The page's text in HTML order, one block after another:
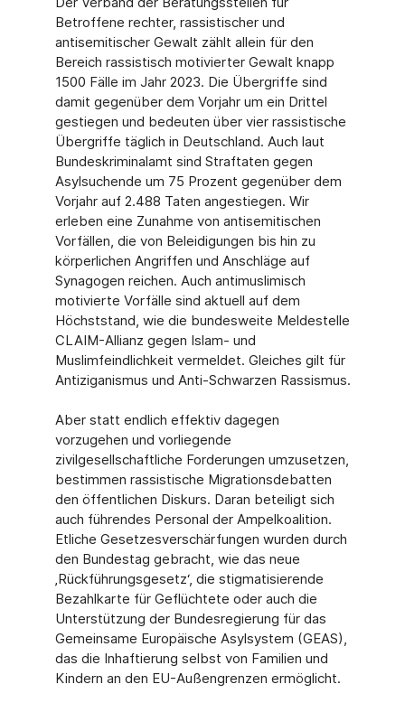
Betroffene rechter, rassistischer und
antisemitischer Gewalt zählt allein für den
Bereich rassistisch motivierter Gewalt knapp
1500 Fälle im Jahr 2023. Die Übergriffe sind
damit gegenüber dem Vorjahr um ein Drittel
gestiegen und bedeuten über vier rassistische
Übergriffe täglich in Deutschland. Auch laut
Bundeskriminalamt sind Straftaten gegen
Asylsuchende um 75 Prozent gegenüber dem
Vorjahr auf 2.488 Taten angestiegen. Wir
erleben eine Zunahme von antisemitischen
Vorfällen, die von Beleidigungen bis hin zu
körperlichen Angriffen und Anschläge auf
Synagogen reichen. Auch antimuslimisch
motivierte Vorfälle sind aktuell auf dem
Höchststand, wie die bundesweite Meldestelle
CLAIM-Allianz gegen Islam- und
Muslimfeindlichkeit vermeldet. Gleiches gilt für
Antiziganismus und Anti-Schwarzen Rassismus.
Aber statt endlich effektiv dagegen
vorzugehen und vorliegende
zivilgesellschaftliche Forderungen umzusetzen,
bestimmen rassistische Migrationsdebatten
den öffentlichen Diskurs. Daran beteiligt sich
auch führendes Personal der Ampelkoalition.
Etliche Gesetzesverschärfungen wurden durch
den Bundestag gebracht, wie das neue
‚Rückführungsgesetz‘, die stigmatisierende
Bezahlkarte für Geflüchtete oder auch die
Unterstützung der Bundesregierung für das
Gemeinsame Europäische Asylsystem (GEAS),
das die Inhaftierung selbst von Familien und
Kindern an den EU-Außengrenzen ermöglicht.